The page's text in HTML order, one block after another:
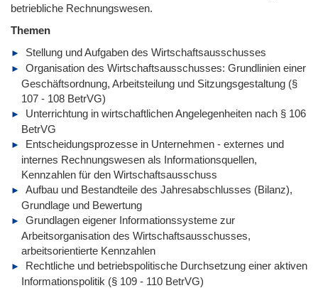
betriebliche Rechnungswesen.
Themen
Stellung und Aufgaben des Wirtschaftsausschusses
Organisation des Wirtschaftsausschusses: Grundlinien einer
Geschäftsordnung, Arbeitsteilung und Sitzungsgestaltung (§
107 - 108 BetrVG)
Unterrichtung in wirtschaftlichen Angelegenheiten nach § 106
BetrVG
Entscheidungsprozesse in Unternehmen - externes und
internes Rechnungswesen als Informationsquellen,
Kennzahlen für den Wirtschaftsausschuss
Aufbau und Bestandteile des Jahresabschlusses (Bilanz),
Grundlage und Bewertung
Grundlagen eigener Informationssysteme zur
Arbeitsorganisation des Wirtschaftsausschusses,
arbeitsorientierte Kennzahlen
Rechtliche und betriebspolitische Durchsetzung einer aktiven
Informationspolitik (§ 109 - 110 BetrVG)